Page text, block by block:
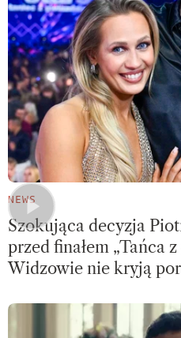
NEWS
Szokująca decyzja
przed finałem „Tańca
Widzowie nie kryją